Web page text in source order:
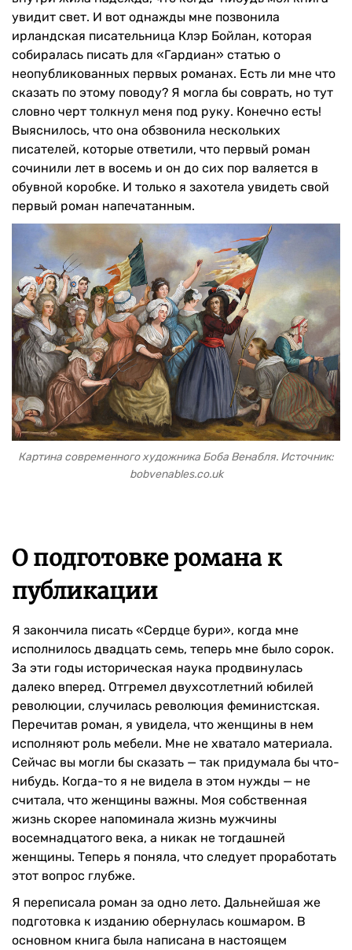
увидит свет. И вот однажды мне позвонила
ирландская писательница Клэр Бойлан, которая
собиралась писать для «Гардиан» статью о
неопубликованных первых романах. Есть ли мне что
сказать по этому поводу? Я могла бы соврать, но тут
словно черт толкнул меня под руку. Конечно есть!
Выяснилось, что она обзвонила нескольких
писателей, которые ответили, что первый роман
сочинили лет в восемь и он до сих пор валяется в
обувной коробке. И только я захотела увидеть свой
первый роман напечатанным.
Картина современного художника Боба Венабля. Источник:
bobvenables.co.uk
О подготовке романа к
публикации
Я закончила писать «Сердце бури», когда мне
исполнилось двадцать семь, теперь мне было сорок.
За эти годы историческая наука продвинулась
далеко вперед. Отгремел двухсотлетний юбилей
революции, случилась революция феминистская.
Перечитав роман, я увидела, что женщины в нем
исполняют роль мебели. Мне не хватало материала.
Сейчас вы могли бы сказать — так придумала бы что-
нибудь. Когда-то я не видела в этом нужды — не
считала, что женщины важны. Моя собственная
жизнь скорее напоминала жизнь мужчины
восемнадцатого века, а никак не тогдашней
женщины. Теперь я поняла, что следует проработать
этот вопрос глубже.
Я переписала роман за одно лето. Дальнейшая же
подготовка к изданию обернулась кошмаром. В
основном книга была написана в настоящем